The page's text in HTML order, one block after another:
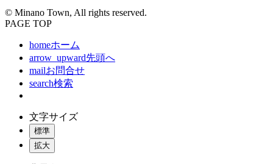
© Minano Town, All rights reserved.
PAGE TOP
homeホーム
arrow_upward先頭へ
mailお問合せ
search検索
文字サイズ
標準
拡大